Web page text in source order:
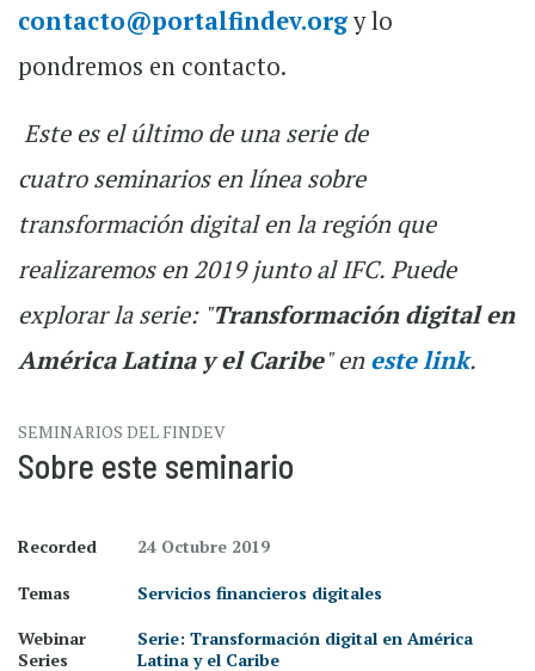
contacto@portalfindev.orgy lo
pondremos en contacto.
Este es el último de una serie de
cuatro seminarios en línea sobre
transformación digital en la región que
realizaremos en 2019 junto al IFC. ​Puede
explorar la serie: "Transformación digital en
América Latina y el Caribe" eneste link.
SEMINARIOS DEL FINDEV
Sobre este seminario
Recorded 24 Octubre 2019
Temas
Servicios financieros digitales
Webinar
Series
Serie: Transformación digital en América
Latina y el Caribe